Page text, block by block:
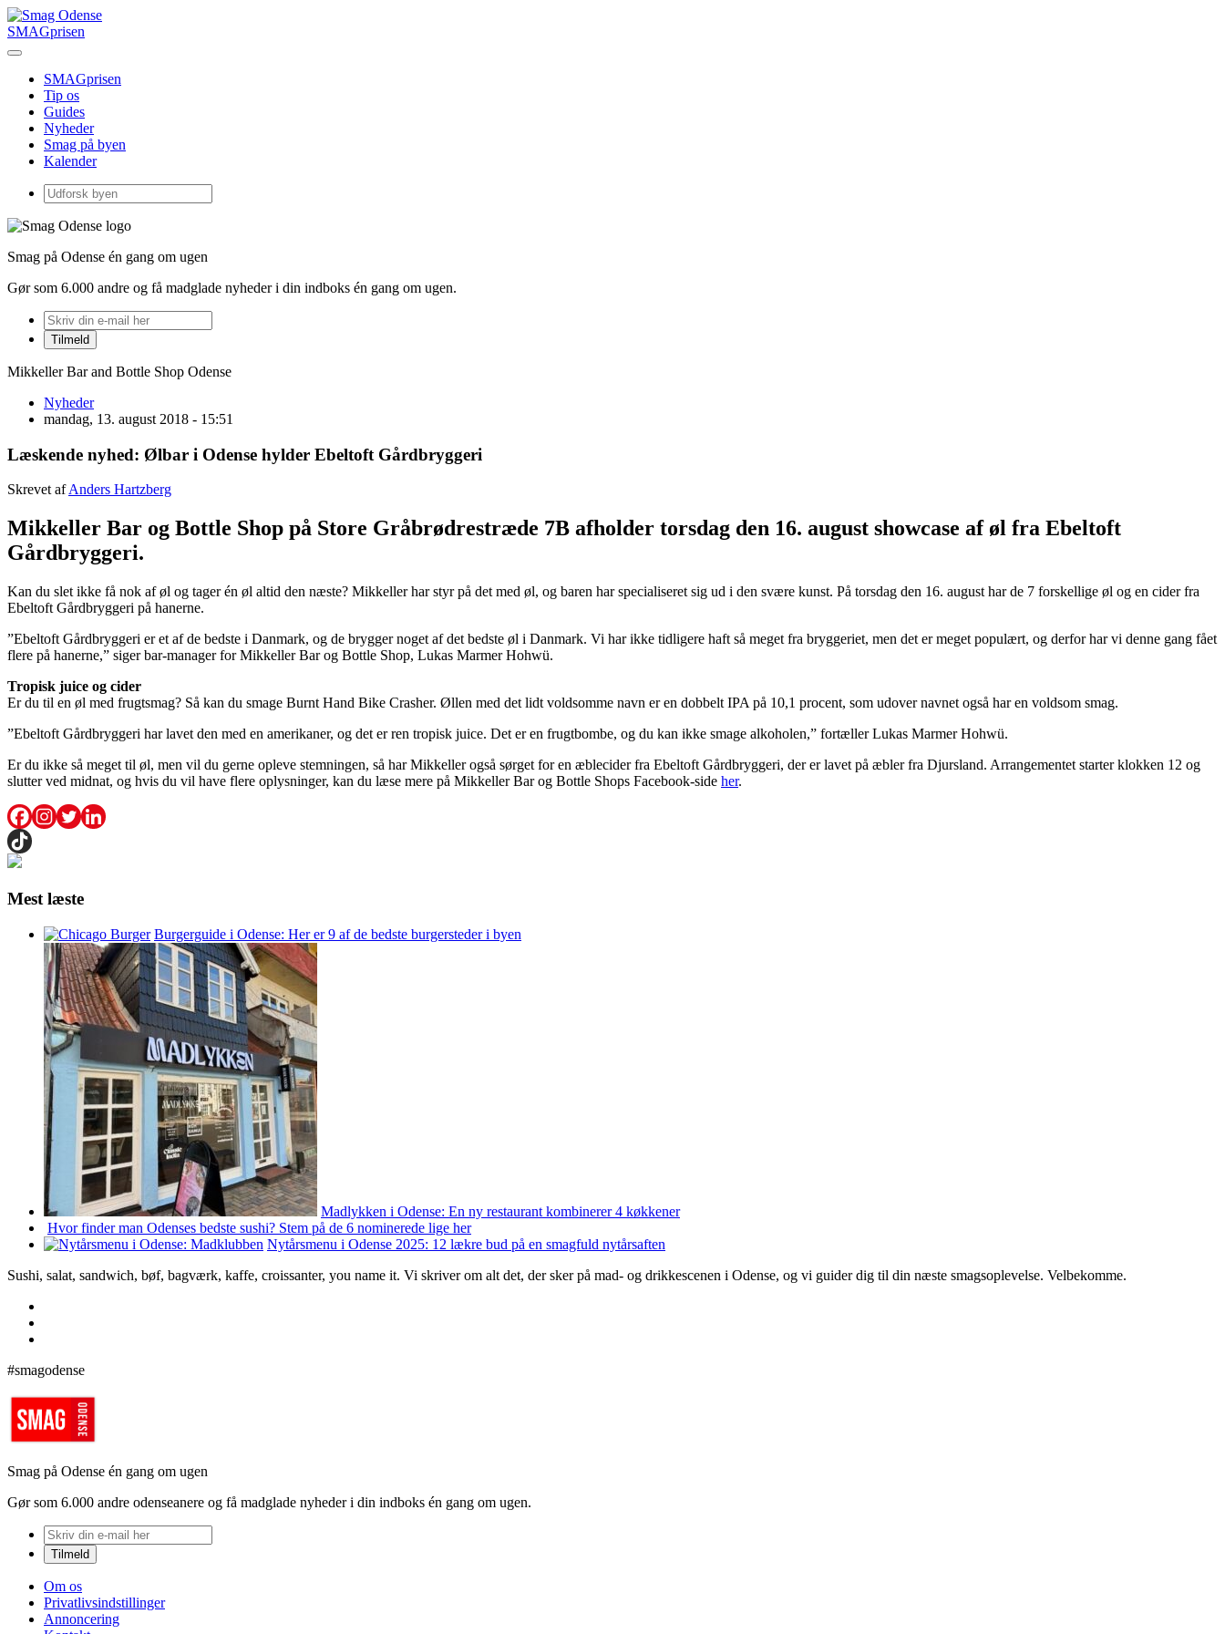
SMAGprisen
SMAGprisen
Tip os
Guides
Nyheder
Smag på byen
Kalender
Smag på Odense én gang om ugen
Gør som 6.000 andre og få madglade nyheder i din indboks én gang om ugen.
Mikkeller Bar and Bottle Shop Odense
Nyheder
mandag, 13. august 2018 - 15:51
Læskende nyhed: Ølbar i Odense hylder Ebeltoft Gårdbryggeri
Skrevet afAnders Hartzberg
Mikkeller Bar og Bottle Shop på Store Gråbrødrestræde 7B afholder torsdag den 16. august showcase af øl fra Ebeltoft
Gårdbryggeri.
Kan du slet ikke få nok af øl og tager én øl altid den næste? Mikkeller har styr på det med øl, og baren har specialiseret sig ud i den svære kunst. På torsdag den 16. august har de 7 forskellige øl og en cider fra
Ebeltoft Gårdbryggeri på hanerne.
”Ebeltoft Gårdbryggeri er et af de bedste i Danmark, og de brygger noget af det bedste øl i Danmark. Vi har ikke tidligere haft så meget fra bryggeriet, men det er meget populært, og derfor har vi denne gang fået
flere på hanerne,” siger bar-manager for Mikkeller Bar og Bottle Shop, Lukas Marmer Hohwü.
Tropisk juice og cider
Er du til en øl med frugtsmag? Så kan du smage Burnt Hand Bike Crasher. Øllen med det lidt voldsomme navn er en dobbelt IPA på 10,1 procent, som udover navnet også har en voldsom smag.
”Ebeltoft Gårdbryggeri har lavet den med en amerikaner, og det er ren tropisk juice. Det er en frugtbombe, og du kan ikke smage alkoholen,” fortæller Lukas Marmer Hohwü.
Er du ikke så meget til øl, men vil du gerne opleve stemningen, så har Mikkeller også sørget for en æblecider fra Ebeltoft Gårdbryggeri, der er lavet på æbler fra Djursland. Arrangementet starter klokken 12 og
slutter ved midnat, og hvis du vil have flere oplysninger, kan du læse mere på Mikkeller Bar og Bottle Shops Facebook-side her.
Mest læste
Burgerguide i Odense: Her er 9 af de bedste burgersteder i byen
Madlykken i Odense: En ny restaurant kombinerer 4 køkkener
Hvor finder man Odenses bedste sushi? Stem på de 6 nominerede lige her
Nytårsmenu i Odense 2025: 12 lækre bud på en smagfuld nytårsaften
Sushi, salat, sandwich, bøf, bagværk, kaffe, croissanter, you name it. Vi skriver om alt det, der sker på mad- og drikkescenen i Odense, og vi guider dig til din næste smagsoplevelse. Velbekomme.
#smagodense
Smag på Odense én gang om ugen
Gør som 6.000 andre odenseanere og få madglade nyheder i din indboks én gang om ugen.
Om os
Privatlivsindstillinger
Annoncering